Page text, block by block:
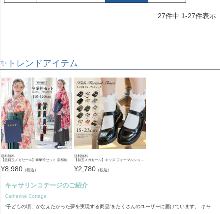
27件中 1-27件表示
✨トレンドアイテム
送料無料
【超目玉メガセール】簡単袴セット 京都絵師描き下ろし新柄 2025年3月卒業 着付け かんたん袴 袴セット 小学校 卒業式 卒園式 女の子 袴 保育園 年長袴 簡単着付け 刺繍入り 和装 着物 七五三 [
¥8,980 （税込）
送料無料
【目玉メガセール】キッズ フォーマルシューズ 子供靴 フォーマルシューズ 女の子 ワンストラップ かかとクッション入りで靴擦れしにくい キッズ 入学式 卒業式 TAK ドレスシューズ
¥2,780 （税込）
キャサリンコテージのご紹介
Catherine Cottage
“子どもの頃、かなえたかった夢を実現する商品”をたくさんのユーザーに届けています。 キャ